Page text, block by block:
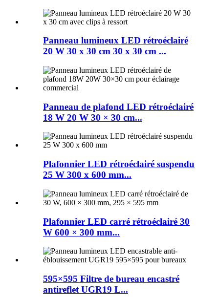
Panneau lumineux LED rétroéclairé
20 W 30 x 30 cm 30 x 30 cm ...
Panneau de plafond LED rétroéclairé
18 W 20 W 30 × 30 cm...
Plafonnier LED rétroéclairé suspendu
25 W 300 x 600 mm...
Plafonnier LED carré rétroéclairé 30
W 600 × 300 mm...
595×595 Filtre de bureau encastré
antireflet UGR19 L...